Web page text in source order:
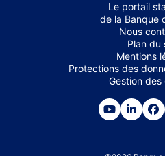
Le portail
de la Banque
Nous
Plan du
Mentions
Protections des
Gestion des